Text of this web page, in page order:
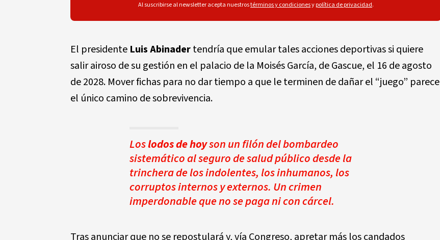
Al suscribirse al newsletter acepta nuestrostérminos y condicionesypolítica de privacidad.
El presidente Luis Abinadertendría que emular tales acciones deportivas si quiere
salir airoso de su gestión en el palacio de la Moisés García, de Gascue, el 16 de agosto
de 2028. Mover fichas para no dar tiempo a que le terminen de dañar el “juego” parece
el único camino de sobrevivencia.
Loslodos de hoyson un filón del bombardeo
sistemático al seguro de salud público desde la
trinchera de los indolentes, los inhumanos, los
corruptos internos y externos. Un crimen
imperdonable que no se paga ni con cárcel.
Tras anunciar que no se repostulará y, vía Congreso, apretar más los candados